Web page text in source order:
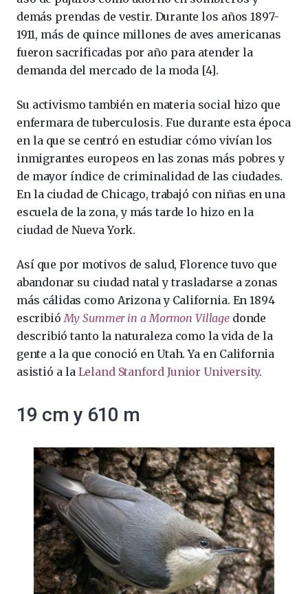
demás prendas de vestir. Durante los años 1897-
1911, más de quince millones de aves americanas
fueron sacrificadas por año para atender la
demanda del mercado de la moda [4].
Su activismo también en materia social hizo que
enfermara de tuberculosis. Fue durante esta época
en la que se centró en estudiar cómo vivían los
inmigrantes europeos en las zonas más pobres y
de mayor índice de criminalidad de las ciudades.
En la ciudad de Chicago, trabajó con niñas en una
escuela de la zona, y más tarde lo hizo en la
ciudad de Nueva York.
Así que por motivos de salud, Florence tuvo que
abandonar su ciudad natal y trasladarse a zonas
más cálidas como Arizona y California. En 1894
escribióMy Summer in a Mormon Villagedonde
describió tanto la naturaleza como la vida de la
gente a la que conoció en Utah. Ya en California
asistió a la Leland Stanford Junior University.
19 cm y 610 m